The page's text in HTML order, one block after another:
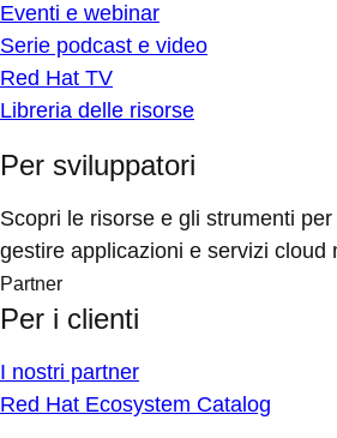
Eventi e webinar
Serie podcast e video
Red Hat TV
Libreria delle risorse
Per sviluppatori
Scopri le risorse e gli strumenti
gestire applicazioni e servizi cloud
Partner
Per i clienti
I nostri partner
Red Hat Ecosystem Catalog